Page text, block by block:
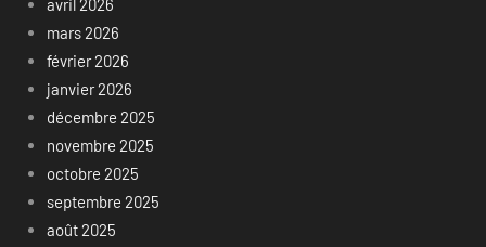
avril 2026
mars 2026
février 2026
janvier 2026
décembre 2025
novembre 2025
octobre 2025
septembre 2025
août 2025